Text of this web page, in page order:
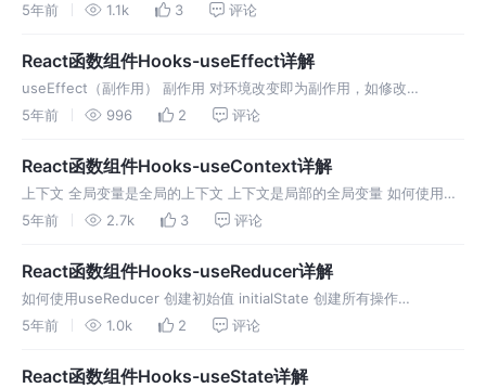
染完成后执行 useLayoutEffect 在浏览器渲染前执行 特点：
5年前 1.1k 3 评论
React函数组件Hooks-useEffect详解
useEffect（副作用） 副作用 对环境改变即为副作用，如修改
document.titl 但是我们不一定非要把副作用放到useEffect 实际上叫
5年前 996 2 评论
React函数组件Hooks-useContext详解
上下文 全局变量是全局的上下文 上下文是局部的全局变量 如何使用
useContext 使用 C=createContext(initial)创建上下文 使用
5年前 2.7k 3 评论
React函数组件Hooks-useReducer详解
如何使用useReducer 创建初始值 initialState 创建所有操作
reducer（state，action） 第一个参数state是现在的state 第二个参
5年前 1.0k 2 评论
React函数组件Hooks-useState详解